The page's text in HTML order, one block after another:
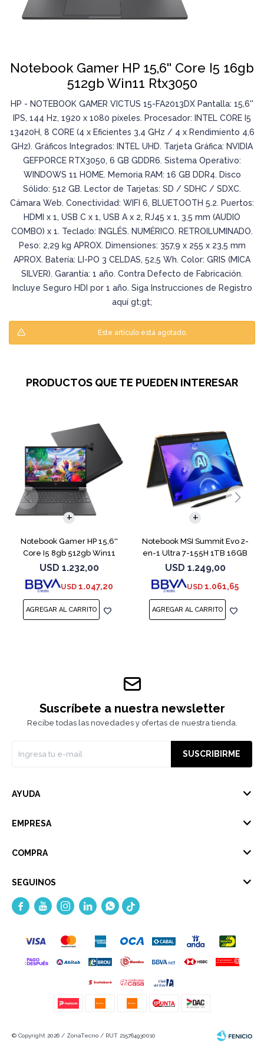
Notebook Gamer HP 15,6'' Core I5 16gb
512gb Win11 Rtx3050
HP - NOTEBOOK GAMER VICTUS 15-FA2013DX Pantalla: 15,6''
IPS, 144 Hz, 1920 x 1080 píxeles. Procesador: INTEL CORE I5
13420H, 8 CORE (4 x Eficientes 3,4 GHz / 4 x Rendimiento 4,6
GHz). Gráficos Integrados: INTEL UHD. Tarjeta Gráfica: NVIDIA
GEFPORCE RTX3050, 6 GB GDDR6. Sistema Operativo:
WINDOWS 11 HOME. Memoria RAM: 16 GB DDR4. Disco
Sólido: 512 GB. Lector de Tarjetas: SD / SDHC / SDXC.
Cámara Web. Conectividad: WIFI 6, BLUETOOTH 5.2. Puertos:
HDMI x 1, USB C x 1, USB A x 2, RJ45 x 1, 3,5 mm (AUDIO
COMBO) x 1. Teclado: INGLÉS. NUMÉRICO. RETROILUMINADO.
Peso: 2,29 kg APROX. Dimensiones: 357,9 x 255 x 23,5 mm
APROX. Batería: LI-PO 3 CELDAS, 52,5 Wh. Color: GRIS (MICA
SILVER). Garantía: 1 año. Contra Defecto de Fabricación.
Incluye Seguro HDI por 1 año. Siga Instrucciones de Registro
aquí gt;gt;
Este artículo está agotado.
PRODUCTOS QUE TE PUEDEN INTERESAR
Notebook Gamer HP 15,6''
Core I5 8gb 512gb Win11
Rtx3050
USD 1.232,00
USD 1.047,20
COMPARAR
Notebook MSI Summit Evo 2-
en-1 Ultra 7-155H 1TB 16GB
Touch
USD 1.249,00
USD 1.061,65
COMPARAR
Suscríbete a nuestra newsletter
Recibe todas las novedades y ofertas de nuestra tienda.
SUSCRIBIRME
AYUDA
EMPRESA
COMPRA
SEGUINOS
    
© Copyright 2026 / ZonaTecno / RUT 215764930010